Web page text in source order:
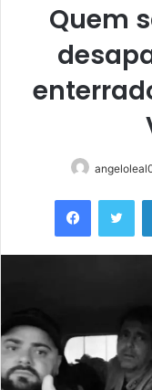
Quem
Facebook